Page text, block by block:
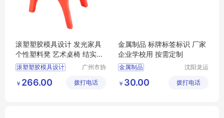
滚塑塑胶模具设计 发光家具
个性塑料凳 艺术桌椅 结实耐
用
滚塑塑胶模具设计
艺术桌椅 结实耐用
广州市协
胶有限公
￥ 266.00 拨打电话
金属制品 标牌标签标识 厂家
企业学校用 按需定制
金属制品
沈阳龙运
公司
￥ 30.00 拨打电话